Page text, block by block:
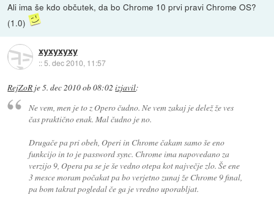
Ali ima še kdo občutek, da bo Chrome 10 prvi pravi Chrome OS?
(1.0)
xyxyxyxy
::5. dec 2010, 11:57
RejZoR je5. dec 2010 ob 08:02 izjavil:
Ne vem, men je to z Opero čudno. Ne vem zakaj je delež že ves
čas praktično enak. Mal čudno je no.
Drugače pa pri obeh, Operi in Chrome čakam samo še eno
funkcijo in to je password sync. Chrome ima napovedano za
verzijo 9, Opera pa se je še vedno otepa kot največje zlo. Še ene
3 mesce moram počakat pa bo verjetno zunaj že Chrome 9 final,
pa bom takrat pogledal če ga je vredno uporabljat.